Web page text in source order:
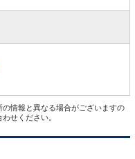
情報と異なる場合がございますの
せください。